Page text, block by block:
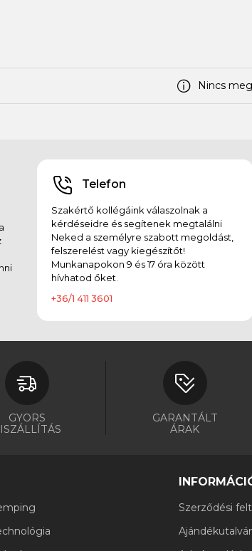
Nincs
Telefon
Szakértő kollégáink válaszolnak a
kérdéseidre és segítenek megtalálni
Neked a személyre szabott megoldást,
felszerelést vagy kiegészítőt!
Munkanapokon 9 és 17 óra között
hívhatod őket.
+36/1 411 3601
GYORS
GARANTÁLT
ÁRAK
Szerződési